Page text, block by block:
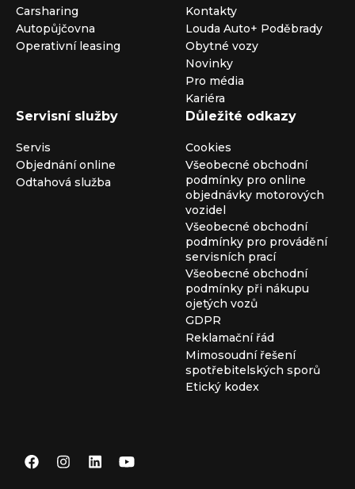
Carsharing
Autopůjčovna
Operativní leasing
Kontakty
Louda Auto+ Poděbrady
Obytné vozy
Novinky
Pro média
Kariéra
Servisní služby
Servis
Objednání online
Odtahová služba
Důležité odkazy
Cookies
Všeobecné obchodní
podmínky pro online
objednávky motorových
vozidel
Všeobecné obchodní
podmínky pro provádění
servisních prací
Všeobecné obchodní
podmínky při nákupu
ojetých vozů
GDPR
Reklamační řád
Mimosoudní řešení
spotřebitelských sporů
Etický kodex